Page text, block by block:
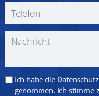
Ich habe die
genommen. Ich stimme